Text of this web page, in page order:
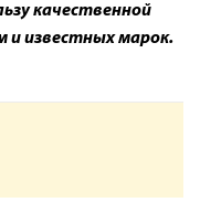
качественной
и известных марок.